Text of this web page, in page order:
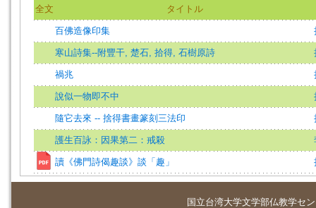
全文 タイトル
百佛造像印集
寒山詩集--附豐干, 楚石, 拾得, 石樹原詩
禍兆
說似一物即不中
隨它去來 -- 捨得書畫篆刻三法印
護生百詠：因果第二：戒殺
讀《佛門詩偈趣談》談「趣」
国立台湾大学文学部仏教学セ